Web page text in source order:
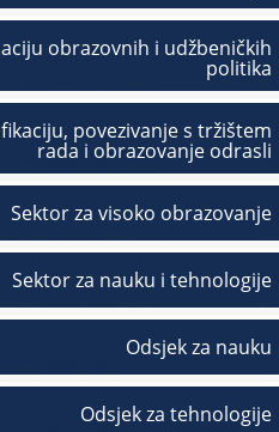
obrazovnih i udžbeničkih
politika
povezivanje s tržištem
rada i obrazovanje odrasli
Sektor za visoko obrazovanje
Sektor za nauku i tehnologije
Odsjek za nauku
Odsjek za tehnologije